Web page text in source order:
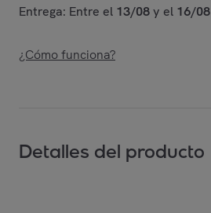
Entrega: Entre el 13/08y el 16/08
¿Cómo funciona?
Detalles del producto